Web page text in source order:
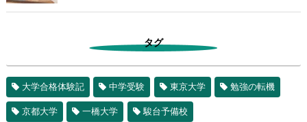
タグ
大学合格体験記 中学受験 東京大学 勉強の転機
京都大学 一橋大学 駿台予備校